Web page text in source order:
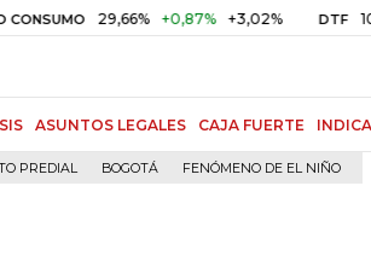
29,66% +0,87% +3,02% DTF 10,34%
ASUNTOS LEGALES CAJA FUERTE
PREDIAL BOGOTÁ FENÓMENO DE EL NIÑO